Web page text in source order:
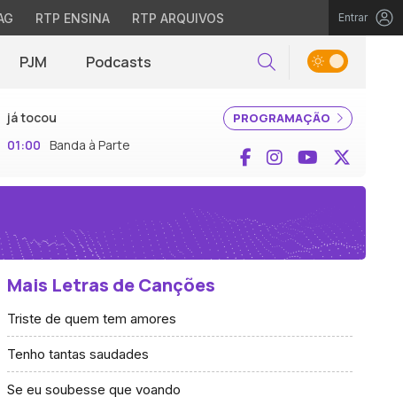
RTP ENSINA RTP ARQUIVOS Entrar
PJM Podcasts Pesquisar
PROGRAMAÇÃO
já tocou
01:00 Banda à Parte Facebook
InstagramYouTube
Mais Letras de Canções
Triste de quem tem amores
Tenho tantas saudades
Se eu soubesse que voando